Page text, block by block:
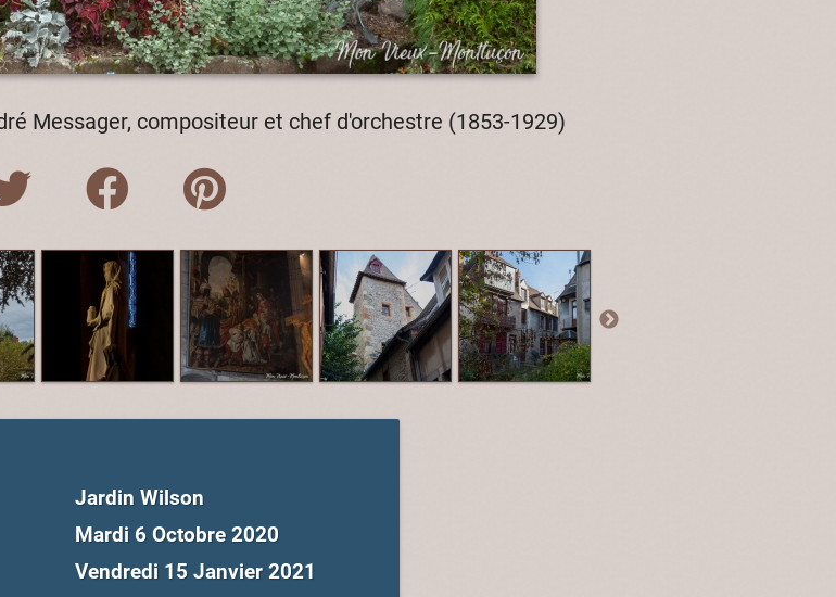
Messager, compositeur et chef d'orchestre (1853-1929)
Jardin Wilson
Mardi 6 Octobre 2020
Vendredi 15 Janvier 2021